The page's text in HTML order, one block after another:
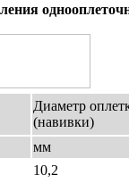
Диаметр
(навивки)
мм
10,2